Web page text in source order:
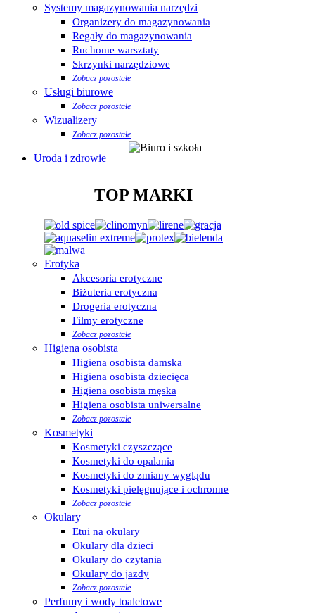
Systemy magazynowania narzędzi
Organizery do magazynowania
Regały do magazynowania
Ruchome warsztaty
Skrzynki narzędziowe
Zobacz pozostałe
Usługi biurowe
Zobacz pozostałe
Wizualizery
Zobacz pozostałe
Uroda i zdrowie
TOP MARKI
Erotyka
Akcesoria erotyczne
Biżuteria erotyczna
Drogeria erotyczna
Filmy erotyczne
Zobacz pozostałe
Higiena osobista
Higiena osobista damska
Higiena osobista dziecięca
Higiena osobista męska
Higiena osobista uniwersalne
Zobacz pozostałe
Kosmetyki
Kosmetyki czyszczące
Kosmetyki do opalania
Kosmetyki do zmiany wyglądu
Kosmetyki pielęgnujące i ochronne
Zobacz pozostałe
Okulary
Etui na okulary
Okulary dla dzieci
Okulary do czytania
Okulary do jazdy
Zobacz pozostałe
Perfumy i wody toaletowe